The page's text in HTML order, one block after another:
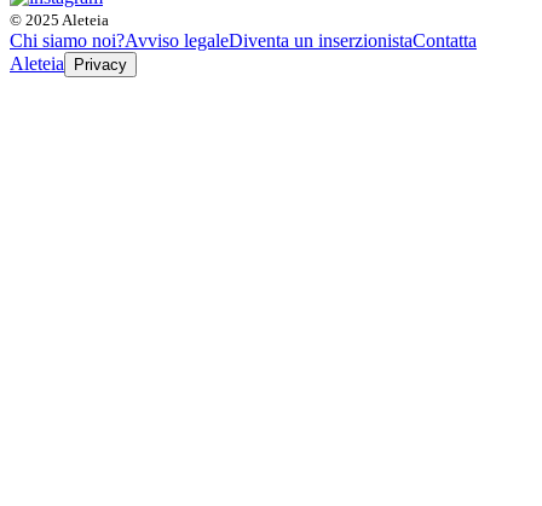
© 2025 Aleteia
Chi siamo noi?Avviso legaleDiventa un inserzionistaContatta
Aleteia
Privacy